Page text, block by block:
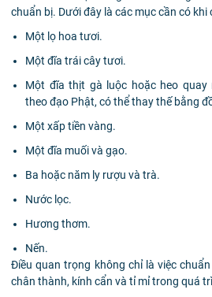
chuẩn bị. Dưới đây là các mục cần có khi
Một lọ hoa tươi.
Một đĩa trái cây tươi.
Một đĩa thịt gà luộc hoặc heo quay
theo đạo Phật, có thể thay thế bằng
Một xấp tiền vàng.
Một đĩa muối và gạo.
Ba hoặc năm ly rượu và trà.
Nước lọc.
Hương thơm.
Nến.
Điều quan trọng không chỉ là việc
chân thành, kính cẩn và tỉ mỉ trong quá